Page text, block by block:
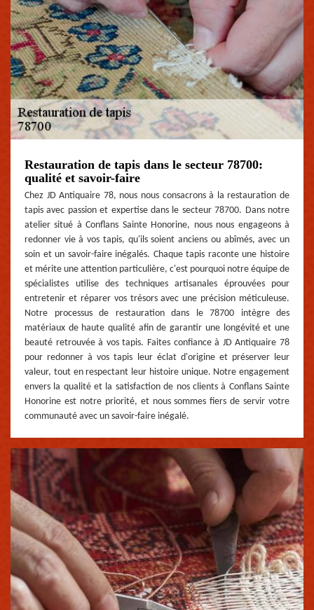
Restauration de tapis dans le secteur 78700:
qualité et savoir-faire
Chez JD Antiquaire 78, nous nous consacrons à la restauration de
tapis avec passion et expertise dans le secteur 78700. Dans notre
atelier situé à Conflans Sainte Honorine, nous nous engageons à
redonner vie à vos tapis, qu'ils soient anciens ou abîmés, avec un
soin et un savoir-faire inégalés. Chaque tapis raconte une histoire
et mérite une attention particulière, c'est pourquoi notre équipe de
spécialistes utilise des techniques artisanales éprouvées pour
entretenir et réparer vos trésors avec une précision méticuleuse.
Notre processus de restauration dans le 78700 intègre des
matériaux de haute qualité afin de garantir une longévité et une
beauté retrouvée à vos tapis. Faites confiance à JD Antiquaire 78
pour redonner à vos tapis leur éclat d'origine et préserver leur
valeur, tout en respectant leur histoire unique. Notre engagement
envers la qualité et la satisfaction de nos clients à Conflans Sainte
Honorine est notre priorité, et nous sommes fiers de servir votre
communauté avec un savoir-faire inégalé.